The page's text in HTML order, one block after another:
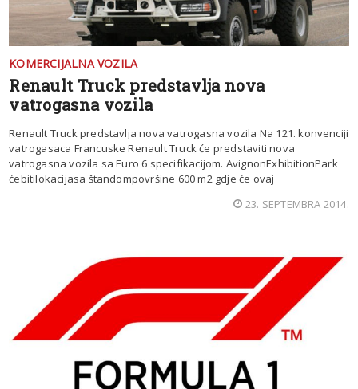
KOMERCIJALNA VOZILA
Renault Truck predstavlja nova
vatrogasna vozila
Renault Truck predstavlja nova vatrogasna vozila Na 121. konvenciji
vatrogasaca Francuske Renault Truck će predstaviti nova
vatrogasna vozila sa Euro 6 specifikacijom. AvignonExhibitionPark
ćebitilokacijasa štandompovršine 600 m2 gdje će ovaj
23. SEPTEMBRA 2014.